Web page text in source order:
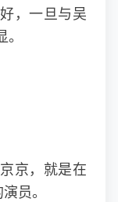
，一旦与吴
京，就是在
员。